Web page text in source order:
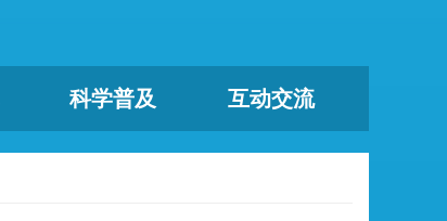
科学普及 互动交流